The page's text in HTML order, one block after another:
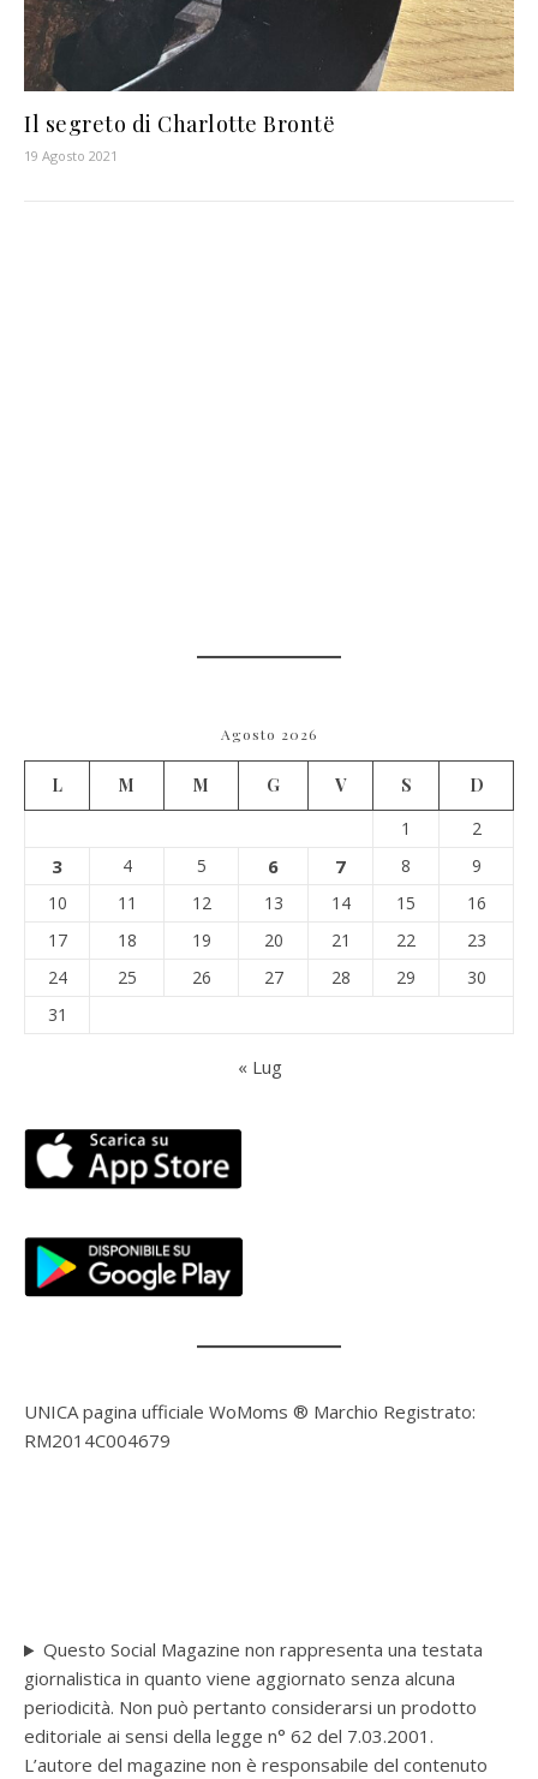
Il segreto di Charlotte Brontë
19 Agosto 2021
Agosto 2026
L M M G V S
D
1
2
3 4 5 6 7 8
9
10
11 12 13 14 15
16
17
18 19 20 21 22
23
24
25 26 27 28 29
30
31
« Lug
UNICA pagina ufficiale WoMoms ® Marchio Registrato:
RM2014C004679
Questo Social Magazine non rappresenta una testata
giornalistica in quanto viene aggiornato senza alcuna
periodicità. Non può pertanto considerarsi un prodotto
editoriale ai sensi della legge n° 62 del 7.03.2001.
L’autore del magazine non è responsabile del contenuto